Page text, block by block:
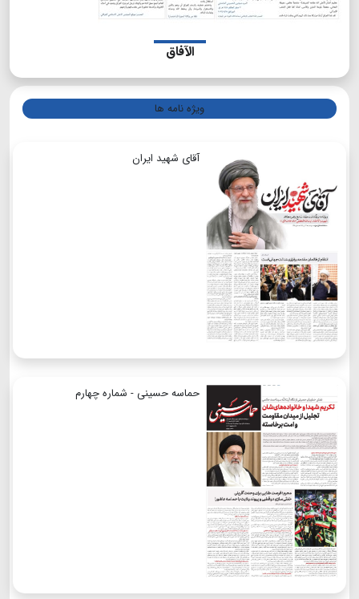
الآفاق
ویژه نامه ها
آقای شهید ایران
حماسه حسینی - شماره چهارم